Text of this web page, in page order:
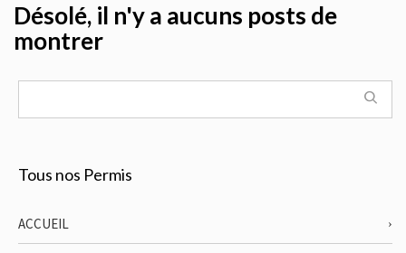
Désolé, il n'y a aucuns posts de
montrer
Tous nos Permis
ACCUEIL